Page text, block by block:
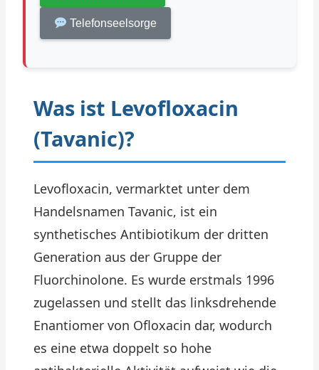
Telefonseelsorge
Was ist Levofloxacin
(Tavanic)?
Levofloxacin, vermarktet unter dem
Handelsnamen Tavanic, ist ein
synthetisches Antibiotikum der dritten
Generation aus der Gruppe der
Fluorchinolone. Es wurde erstmals 1996
zugelassen und stellt das linksdrehende
Enantiomer von Ofloxacin dar, wodurch
es eine etwa doppelt so hohe